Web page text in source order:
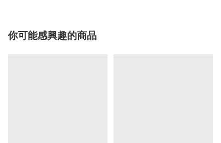
你可能感興趣的商品